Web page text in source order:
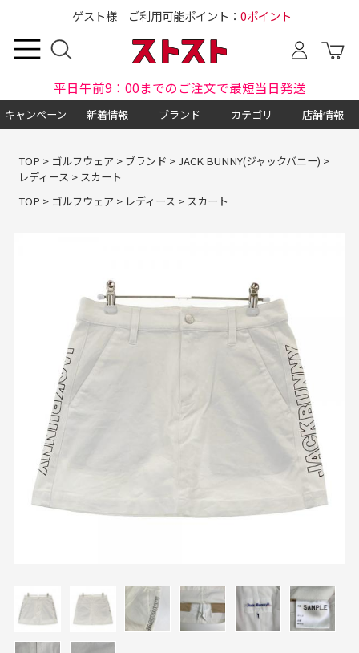
ゲスト様 ご利用可能ポイント： 0ポイント
平日午前9：00までのご注文で最短当日発送
キャンペーン 新着情報 ブランド カテゴリ 店舗情報
TOP > ゴルフウェア > ブランド > JACK BUNNY(ジャックバニー) >
レディース > スカート
TOP > ゴルフウェア > レディース > スカート